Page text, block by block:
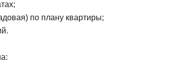
по плану квартиры;